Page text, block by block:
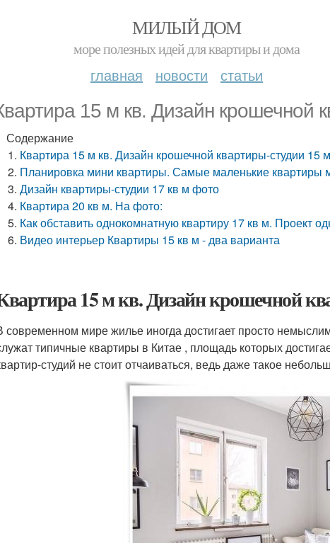
МИЛЫЙ ДОМ
море полезных идей для квартиры и дома
главная новости статьи
15 м кв. Дизайн крошечной
Содержание
Квартира 15 м кв. Дизайн крошечной квартиры-студии 15
Планировка мини квартиры. Самые маленькие квартиры
Дизайн квартиры-студии 17 кв м фото
Квартира 20 кв м. На фото:
Как обставить однокомнатную квартиру 17 кв м. Проект
Видео интерьер Квартиры 15 кв м - два варианта
15 м кв. Дизайн крошечной
современном мире жилье иногда достигает просто
типичные квартиры в Китае , площадь которых
студий не стоит отчаиваться, ведь даже такое